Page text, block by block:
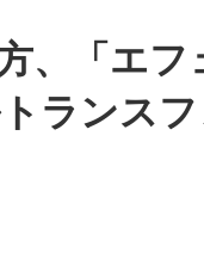
、「エフ
ランス